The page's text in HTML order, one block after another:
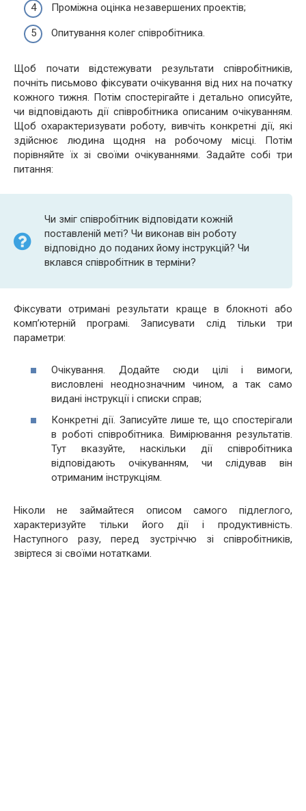
Проміжна оцінка незавершених проектів;
Опитування колег співробітника.
Щоб почати відстежувати результати співробітників,
почніть письмово фіксувати очікування від них на початку
кожного тижня. Потім спостерігайте і детально описуйте,
чи відповідають дії співробітника описаним очікуванням.
Щоб охарактеризувати роботу, вивчіть конкретні дії, які
здійснює людина щодня на робочому місці. Потім
порівняйте їх зі своїми очікуваннями. Задайте собі три
питання:
Чи зміг співробітник відповідати кожній
поставленій меті? Чи виконав він роботу
відповідно до поданих йому інструкцій? Чи
вклався співробітник в терміни?
Фіксувати отримані результати краще в блокноті або
комп’ютерній програмі. Записувати слід тільки три
параметри:
Очікування. Додайте сюди цілі і вимоги,
висловлені неоднозначним чином, а так само
видані інструкції і списки справ;
Конкретні дії. Записуйте лише те, що спостерігали
в роботі співробітника. Вимірювання результатів.
Тут вказуйте, наскільки дії співробітника
відповідають очікуванням, чи слідував він
отриманим інструкціям.
Ніколи не займайтеся описом самого підлеглого,
характеризуйте тільки його дії і продуктивність.
Наступного разу, перед зустріччю зі співробітників,
звіртеся зі своїми нотатками.